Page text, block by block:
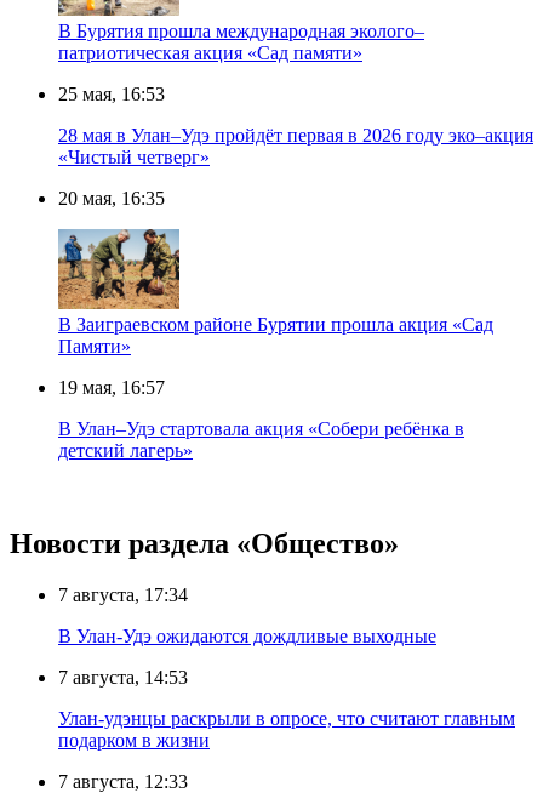
В Бурятия прошла международная эколого–
патриотическая акция «Сад памяти»
25 мая, 16:53
28 мая в Улан–Удэ пройдёт первая в 2026 году эко–акция
«Чистый четверг»
20 мая, 16:35
В Заиграевском районе Бурятии прошла акция «Сад
Памяти»
19 мая, 16:57
В Улан–Удэ стартовала акция «Собери ребёнка в
детский лагерь»
Новости раздела «Общество»
7 августа, 17:34
В Улан-Удэ ожидаются дождливые выходные
7 августа, 14:53
Улан-удэнцы раскрыли в опросе, что считают главным
подарком в жизни
7 августа, 12:33